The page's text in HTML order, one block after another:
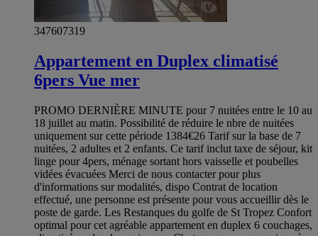
347607319
Appartement en Duplex climatisé
6pers Vue mer
PROMO DERNIÈRE MINUTE pour 7 nuitées entre le 10 au
18 juillet au matin. Possibilité de réduire le nbre de nuitées
uniquement sur cette période 1384€26 Tarif sur la base de 7
nuitées, 2 adultes et 2 enfants. Ce tarif inclut taxe de séjour, kit
linge pour 4pers, ménage sortant hors vaisselle et poubelles
vidées évacuées Merci de nous contacter pour plus
d'informations sur modalités, dispo Contrat de location
effectué, une personne est présente pour vous accueillir dès le
poste de garde. Les Restanques du golfe de St Tropez Confort
optimal pour cet agréable appartement en duplex 6 couchages,